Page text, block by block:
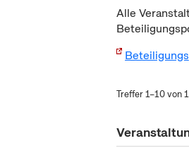
Alle
Treffer 1–10 von